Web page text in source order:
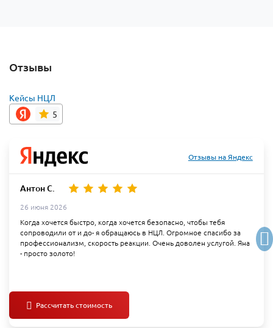
Отзывы
Кейсы НЦЛ
5
Отзывы на Яндекс
Антон С.
26 июня 2026
Когда хочется быстро, когда хочется безопасно, чтобы тебя
сопроводили от и до- я обращаюсь в НЦЛ. Огромное спасибо за
профессионализм, скорость реакции. Очень доволен услугой. Яна
- просто золото!